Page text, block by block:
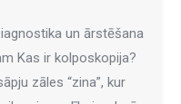
un ārstēšana
Kas ir kolposkopija?
zāles “zina”, kur